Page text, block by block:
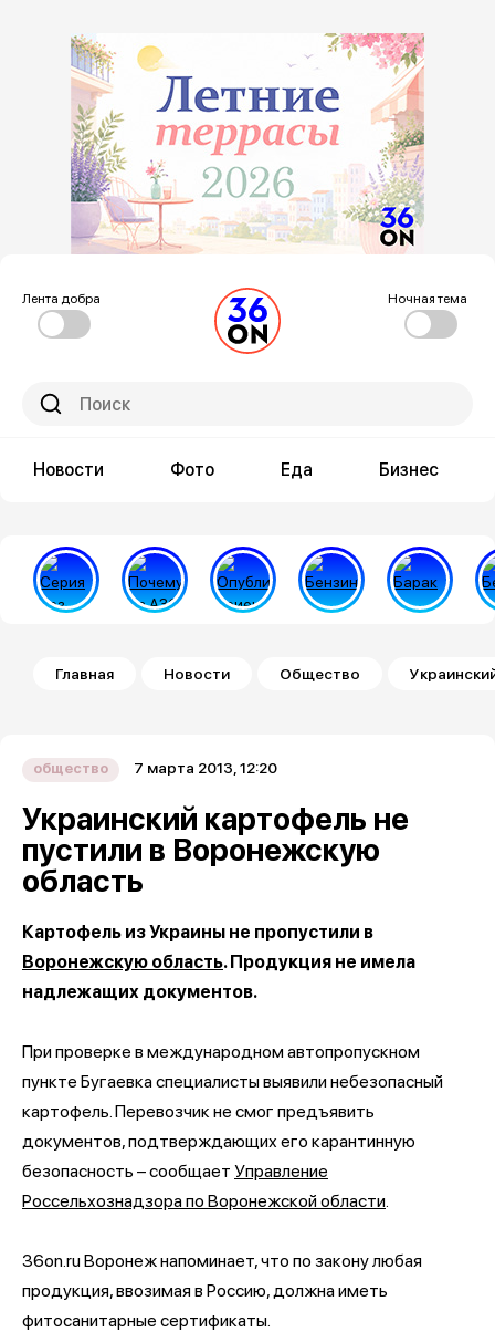
Лента добра Ночная тема
Новости Фото Еда Бизнес
Строка навигации
Главная Новости Общество
общество 7 марта 2013, 12:20
Украинский картофель не
пустили в Воронежскую
область
Картофель из Украины не пропустили в
Воронежскую область. Продукция не имела
надлежащих документов.
При проверке в международном автопропускном
пункте Бугаевка специалисты выявили небезопасный
картофель. Перевозчик не смог предъявить
документов, подтверждающих его карантинную
безопасность – сообщает Управление
Россельхознадзора по Воронежской области
36on.ru Воронеж напоминает, что по закону любая
продукция, ввозимая в Россию, должна иметь
фитосанитарные сертификаты.